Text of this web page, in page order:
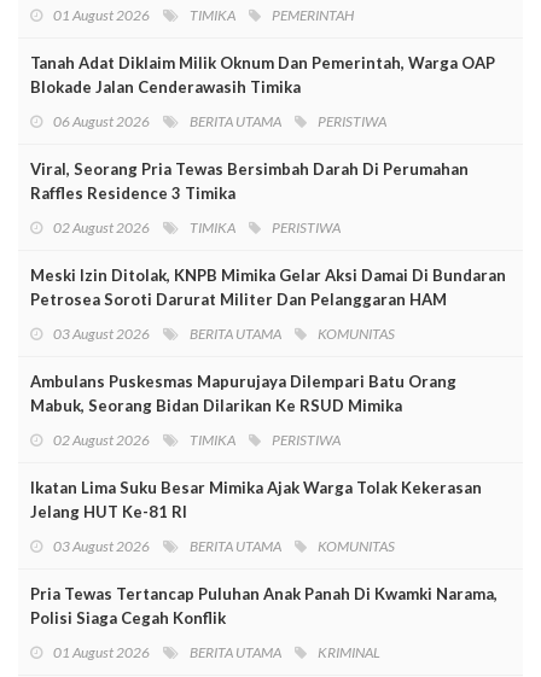
01 August 2026 TIMIKA PEMERINTAH
Tanah Adat Diklaim Milik Oknum Dan Pemerintah, Warga OAP
Blokade Jalan Cenderawasih Timika
06 August 2026 BERITA UTAMA PERISTIWA
Viral, Seorang Pria Tewas Bersimbah Darah Di Perumahan
Raffles Residence 3 Timika
02 August 2026 TIMIKA PERISTIWA
Meski Izin Ditolak, KNPB Mimika Gelar Aksi Damai Di Bundaran
Petrosea Soroti Darurat Militer Dan Pelanggaran HAM
03 August 2026 BERITA UTAMA KOMUNITAS
Ambulans Puskesmas Mapurujaya Dilempari Batu Orang
Mabuk, Seorang Bidan Dilarikan Ke RSUD Mimika
02 August 2026 TIMIKA PERISTIWA
Ikatan Lima Suku Besar Mimika Ajak Warga Tolak Kekerasan
Jelang HUT Ke-81 RI
03 August 2026 BERITA UTAMA KOMUNITAS
Pria Tewas Tertancap Puluhan Anak Panah Di Kwamki Narama,
Polisi Siaga Cegah Konflik
01 August 2026 BERITA UTAMA KRIMINAL